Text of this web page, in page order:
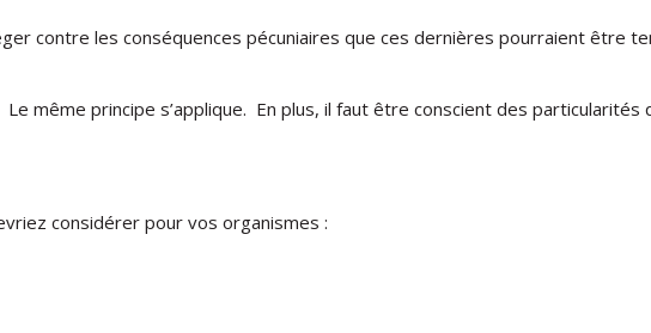
contre les conséquences pécuniaires que ces dernières pourraient être
même principe s’applique. En plus, il faut être conscient des particularités
considérer pour vos organismes :